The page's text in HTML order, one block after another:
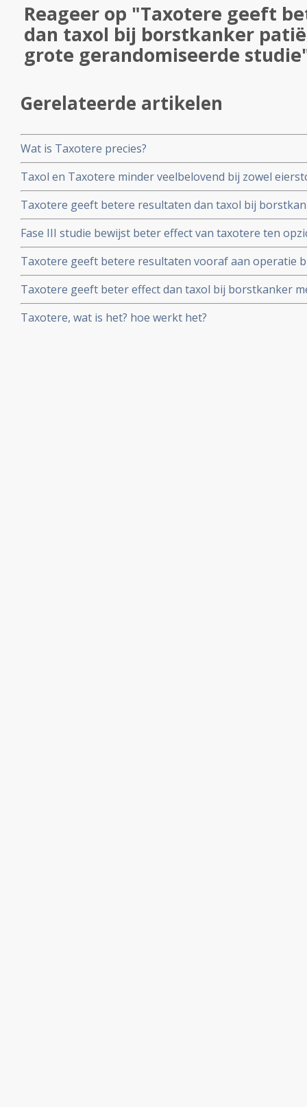
Reageer op "Taxotere geeft
dan taxol bij borstkanker
grote gerandomiseerde
Gerelateerde artikelen
Wat is Taxotere precies?
Taxol en Taxotere minder veelbelovend bij zowel
beweerd, aldus arts - bioloog drs. E. Valstar na
van dr. Nortier in Nederlands Tijdschrift voor
Taxotere geeft betere resultaten dan taxol bij
gerandomiseerde studie
Fase III studie bewijst beter effect van taxotere ten
antracycline gebaseerde chemo.
Taxotere geeft betere resultaten vooraf aan operatie
gerandomiseerde fase III studie
Taxotere geeft beter effect dan taxol bij borstkanker
lymfklieren, aldus gerandomiseerde grootschalige
kritiek op taxol en taxotere bij zowel borstkanker als
Taxotere, wat is het? hoe werkt het?